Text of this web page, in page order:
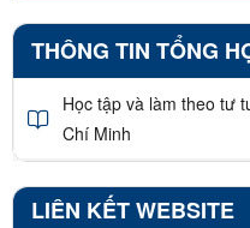
THÔNG TIN TỔNG
Học tập và làm theo tư
Chí Minh
LIÊN KẾT WEBSITE